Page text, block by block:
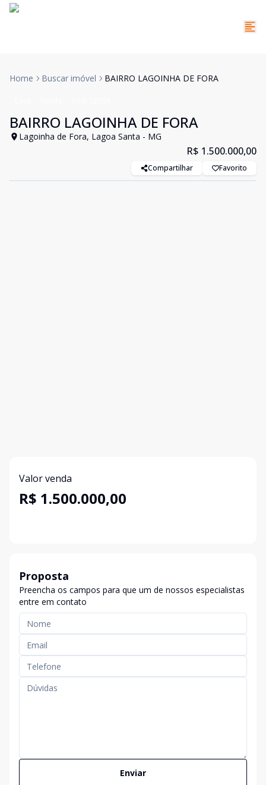
Home Buscar imóvel BAIRRO LAGOINHA DE FORA
BAIRRO LAGOINHA DE FORA
Lagoinha de Fora, Lagoa Santa - MG
R$ 1.500.000,00
Compartilhar Favorito
Valor venda
R$ 1.500.000,00
Proposta
Preencha os campos para que um de nossos especialistas
entre em contato
Enviar